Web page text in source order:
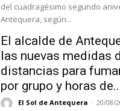
del cuadragésimo segundo
Antequera, según...
El alcalde de
las nuevas medidas
distancias para
por grupo y horas
El Sol de Antequera - 20/08/